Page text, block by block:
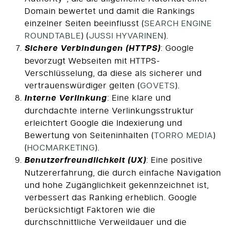
Domain bewertet und damit die Rankings
einzelner Seiten beeinflusst​ (SEARCH ENGINE
ROUNDTABLE) (JUSSI HYVARINEN)​.
Sichere Verbindungen (HTTPS): Google
bevorzugt Webseiten mit HTTPS-
Verschlüsselung, da diese als sicherer und
vertrauenswürdiger gelten​ (GOVETS)​.
Interne Verlinkung: Eine klare und
durchdachte interne Verlinkungsstruktur
erleichtert Google die Indexierung und
Bewertung von Seiteninhalten​ (TORRO MEDIA)
(HOCMARKETING)​.
Benutzerfreundlichkeit (UX): Eine positive
Nutzererfahrung, die durch einfache Navigation
und hohe Zugänglichkeit gekennzeichnet ist,
verbessert das Ranking erheblich. Google
berücksichtigt Faktoren wie die
durchschnittliche Verweildauer und die